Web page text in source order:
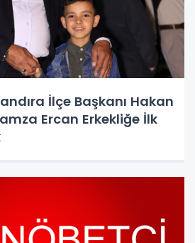
İlçe Başkanı Hakan
Ercan Erkekliğe İlk